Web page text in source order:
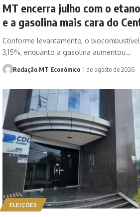
MT encerra julho com o
e a gasolina mais cara do
Conforme levantamento, o
3,15%, enquanto a gasolina aumentou…
Redação MT Econômico 1 de agosto de 2026
ELEIÇÕES